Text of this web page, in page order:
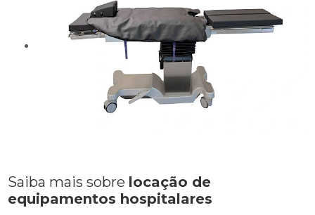
Saiba mais sobre locação de
equipamentos hospitalares